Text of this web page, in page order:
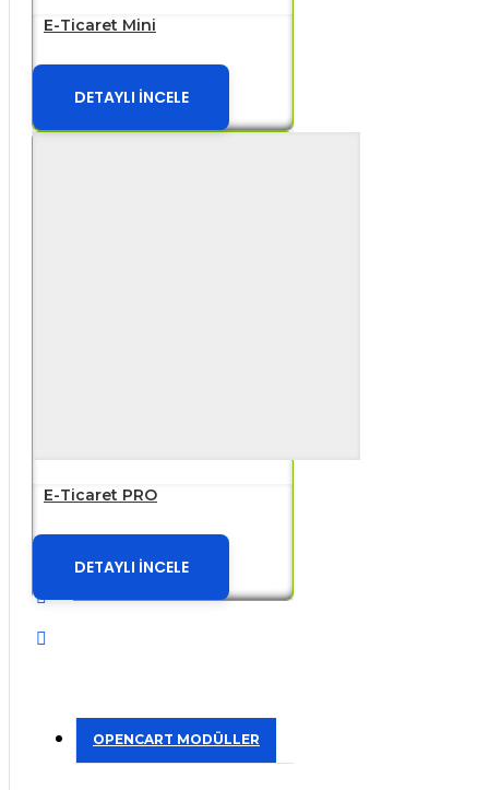
E-Ticaret Mini
DETAYLI İNCELE
E-Ticaret PRO
DETAYLI İNCELE
OPENCART MODÜLLER